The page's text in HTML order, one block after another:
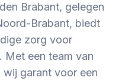
Brabant, gelegen
Brabant, biedt
zorg voor
Met een team van
wij garant voor een